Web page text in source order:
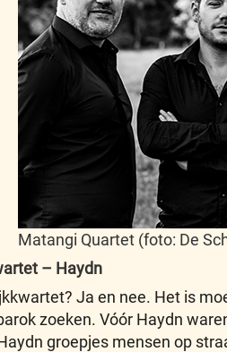
Matangi Quartet (foto: De
– Haydn
Ja en nee. Het is
zoeken. Vóór Haydn
groepjes mensen op